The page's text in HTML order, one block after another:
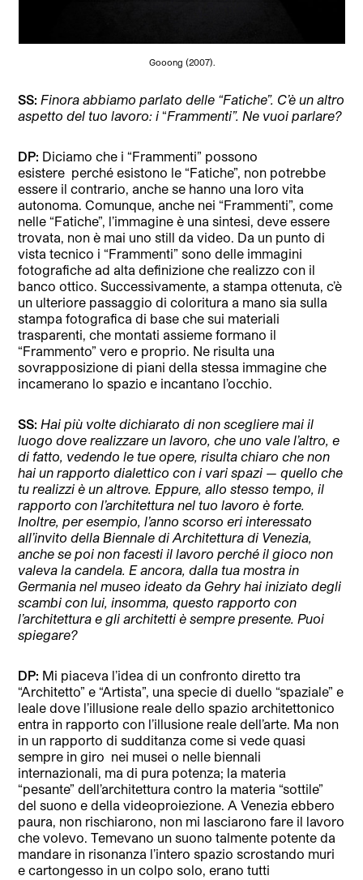
Gooong (2007).
SS: Finora abbiamo parlato delle “Fatiche”. C’è un altro
aspetto del tuo lavoro: i “Frammenti”. Ne vuoi parlare?
DP: Diciamo che i “Frammenti” possono
esistere perché esistono le “Fatiche”, non potrebbe
essere il contrario, anche se hanno una loro vita
autonoma. Comunque, anche nei “Frammenti”, come
nelle “Fatiche”, l’immagine è una sintesi, deve essere
trovata, non è mai uno still da video. Da un punto di
vista tecnico i “Frammenti” sono delle immagini
fotografiche ad alta definizione che realizzo con il
banco ottico. Successivamente, a stampa ottenuta, c’è
un ulteriore passaggio di coloritura a mano sia sulla
stampa fotografica di base che sui materiali
trasparenti, che montati assieme formano il
“Frammento” vero e proprio. Ne risulta una
sovrapposizione di piani della stessa immagine che
incamerano lo spazio e incantano l’occhio.
SS: Hai più volte dichiarato di non scegliere mai il
luogo dove realizzare un lavoro, che uno vale l’altro, e
di fatto, vedendo le tue opere, risulta chiaro che non
hai un rapporto dialettico con i vari spazi — quello che
tu realizzi è un altrove. Eppure, allo stesso tempo, il
rapporto con l’architettura nel tuo lavoro è forte.
Inoltre, per esempio, l’anno scorso eri interessato
all’invito della Biennale di Architettura di Venezia,
anche se poi non facesti il lavoro perché il gioco non
valeva la candela. E ancora, dalla tua mostra in
Germania nel museo ideato da Gehry hai iniziato degli
scambi con lui, insomma, questo rapporto con
l’architettura e gli architetti è sempre presente. Puoi
spiegare?
DP: Mi piaceva l’idea di un confronto diretto tra
“Architetto” e “Artista”, una specie di duello “spaziale” e
leale dove l’illusione reale dello spazio architettonico
entra in rapporto con l’illusione reale dell’arte. Ma non
in un rapporto di sudditanza come si vede quasi
sempre in giro nei musei o nelle biennali
internazionali, ma di pura potenza; la materia
“pesante” dell’architettura contro la materia “sottile”
del suono e della videoproiezione. A Venezia ebbero
paura, non rischiarono, non mi lasciarono fare il lavoro
che volevo. Temevano un suono talmente potente da
mandare in risonanza l’intero spazio scrostando muri
e cartongesso in un colpo solo, erano tutti